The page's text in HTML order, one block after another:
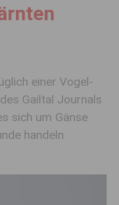
einer Vogel-
Gailtal Journals
sich um Gänse
handeln